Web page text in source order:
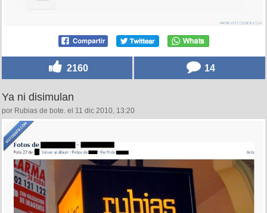
2160 14
Ya ni disimulan
por Rubias de bote. el 11 dic 2010, 13:20